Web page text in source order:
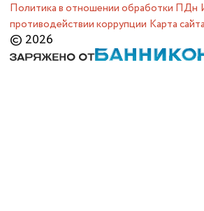
Политика в отношении обработки ПДн
противодействии коррупции Карта сайта
© 2026